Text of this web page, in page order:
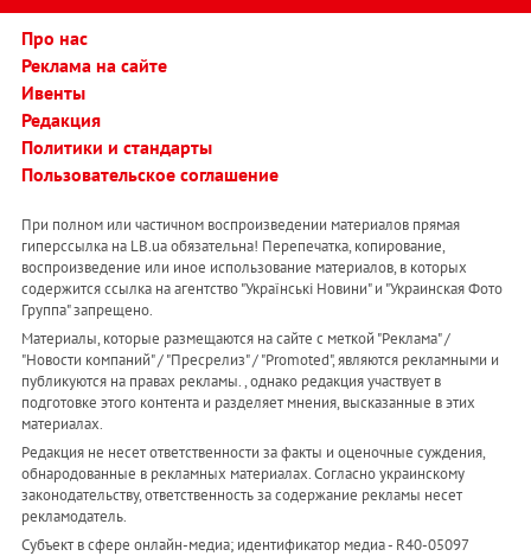
Про нас
Реклама на сайте
Ивенты
Редакция
Политики и стандарты
Пользовательское соглашение
При полном или частичном воспроизведении материалов прямая
гиперссылка на LB.ua обязательна! Перепечатка, копирование,
воспроизведение или иное использование материалов, в которых
содержится ссылка на агентство "Українськi Новини" и "Украинская Фото
Группа" запрещено.
Материалы, которые размещаются на сайте с меткой "Реклама" /
"Новости компаний" / "Пресрелиз" / "Promoted", являются рекламными и
публикуются на правах рекламы. , однако редакция участвует в
подготовке этого контента и разделяет мнения, высказанные в этих
материалах.
Редакция не несет ответственности за факты и оценочные суждения,
обнародованные в рекламных материалах. Согласно украинскому
законодательству, ответственность за содержание рекламы несет
рекламодатель.
Субъект в сфере онлайн-медиа; идентификатор медиа - R40-05097